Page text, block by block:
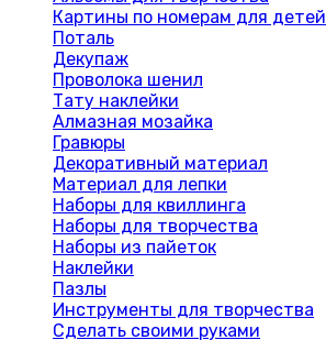
Картины по номерам для детей
Поталь
Декупаж
Проволока шенил
Тату наклейки
Алмазная мозайка
Гравюры
Декоративный материал
Материал для лепки
Наборы для квиллинга
Наборы для творчества
Наборы из пайеток
Наклейки
Пазлы
Инструменты для творчества
Сделать своими руками